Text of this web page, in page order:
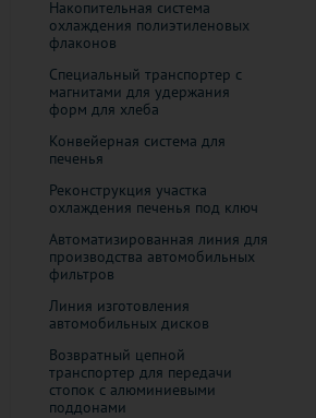
Накопительная система
охлаждения полиэтиленовых
флаконов
Специальный транспортер с
магнитами для удержания
форм для хлеба
Конвейерная система для
печенья
Реконструкция участка
охлаждения печенья под ключ
Автоматизированная линия для
производства автомобильных
фильтров
Линия изготовления
автомобильных дисков
Возвратный цепной
транспортер для передачи
стопок с алюминиевыми
поддонами